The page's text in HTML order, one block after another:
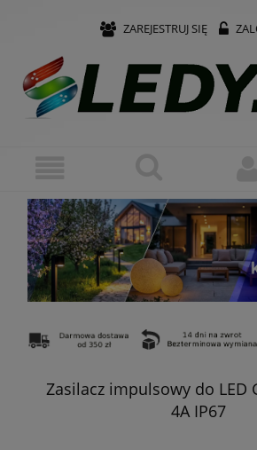
ZAREJESTRUJ SIĘ
Zasilacz impulsowy do LED
4A IP67